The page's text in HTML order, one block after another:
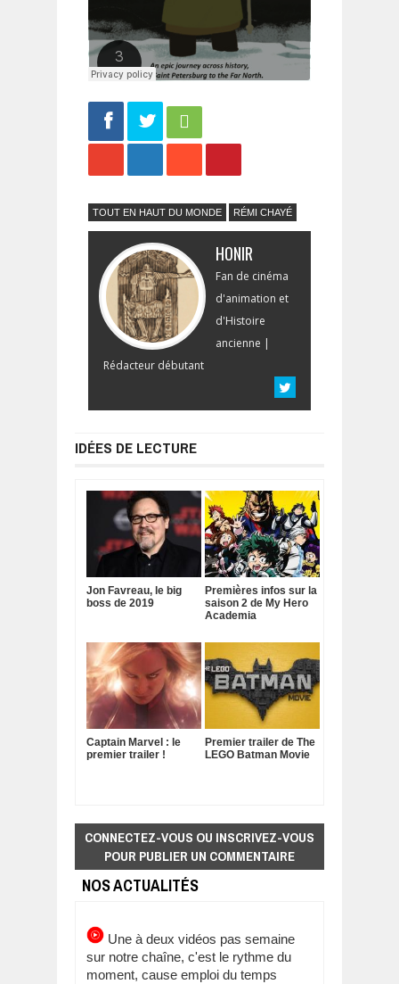
TOUT EN HAUT DU MONDE RÉMI CHAYÉ
HONIR
Fan de cinéma
d'animation et
d'Histoire
ancienne |
Rédacteur débutant
IDÉES DE LECTURE
Jon Favreau, le big
boss de 2019
Premières infos sur la
saison 2 de My Hero
Academia
Captain Marvel : le
premier trailer !
Premier trailer de The
LEGO Batman Movie
CONNECTEZ-VOUS OU INSCRIVEZ-VOUS
POUR PUBLIER UN COMMENTAIRE
NOS ACTUALITÉS
Une à deux vidéos pas semaine
sur notre chaîne, c'est le rythme du
moment, cause emploi du temps